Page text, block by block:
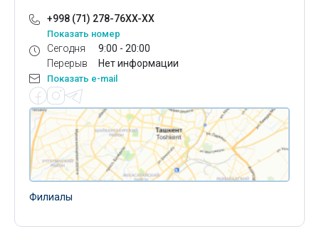
+998 (71) 278-76XX-XX
Показать номер
Сегодня
Перерыв
9:00 - 20:00
Нет информации
Показать e-mail
Филиалы